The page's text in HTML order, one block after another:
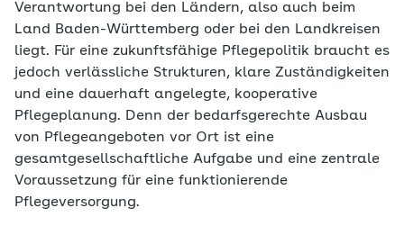
Verantwortung bei den Ländern, also auch beim
Land Baden-Württemberg oder bei den Landkreisen
liegt. Für eine zukunftsfähige Pflegepolitik braucht es
jedoch verlässliche Strukturen, klare Zuständigkeiten
und eine dauerhaft angelegte, kooperative
Pflegeplanung. Denn der bedarfsgerechte Ausbau
von Pflegeangeboten vor Ort ist eine
gesamtgesellschaftliche Aufgabe und eine zentrale
Voraussetzung für eine funktionierende
Pflegeversorgung.